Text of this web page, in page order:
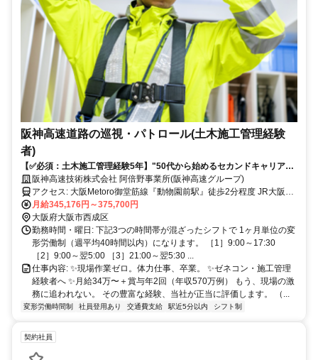
阪神高速道路の巡視・パトロール(土木施工管理経験
者)
【✅必須：土木施工管理経験5年】"50代から始めるセカンドキャリア"✨
夜勤中心｜想定年収600万｜現場作業無し｜年間休日120日以上✨
阪神高速技術株式会社 阿倍野事業所(阪神高速グループ)
アクセス: 大阪Metoro御堂筋線『動物園前駅』徒歩2分程度 JR大阪環
状線『新今宮駅』徒歩5分程度
月給345,176円～375,700円
大阪府大阪市西成区
勤務時間・曜日: 下記3つの時間帯が混ざったシフトで 1ヶ月単位の変
形労働制（週平均40時間以内）になります。 ［1］9:00～17:30
［2］9:00～翌5:00 ［3］21:00～翌5:30 ...
仕事内容: ✨現場作業ゼロ。体力仕事、卒業。 ✨ゼネコン・施工管理
経験者へ ✨月給34万〜＋賞与年2回（年収570万例） もう、現場の激
務に追われない。 その豊富な経験、当社が正当に評価します。 （...
変形労働時間制 社員登用あり 交通費支給 駅近5分以内 シフト制
契約社員